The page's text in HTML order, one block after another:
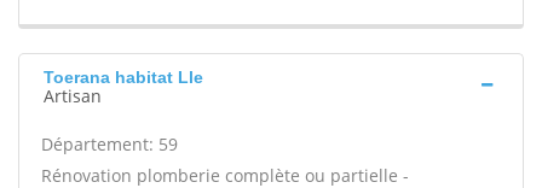
Toerana habitat Lle
Artisan
Département: 59
Rénovation plomberie complète ou partielle -